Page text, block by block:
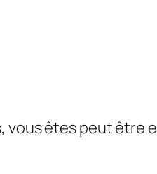
vous êtes peut être